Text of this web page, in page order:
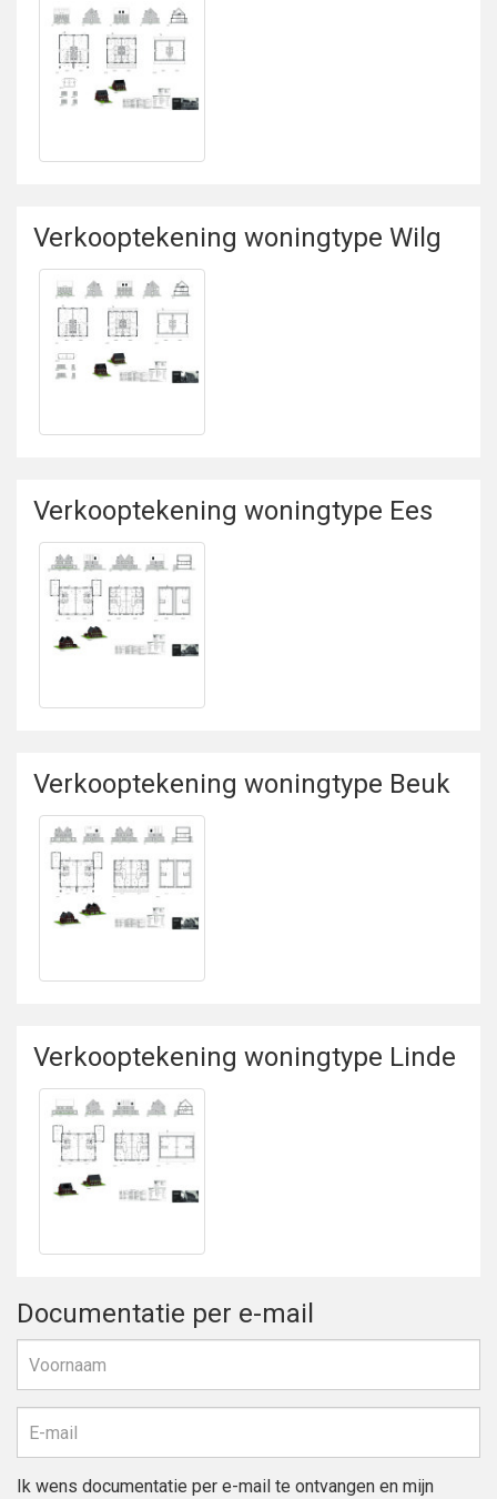
Bekijken
Verkooptekening
woningtype Kers
Verkooptekening woningtype Wilg
Bekijken
Verkooptekening
woningtype Wilg
Verkooptekening woningtype Ees
Bekijken
Verkooptekening
woningtype Ees
Verkooptekening woningtype Beuk
Bekijken
Verkooptekening
woningtype Beuk
Verkooptekening woningtype Linde
Bekijken
Verkooptekening
woningtype Linde
Documentatie per e-mail
Ik wens documentatie per e-mail te ontvangen en mijn